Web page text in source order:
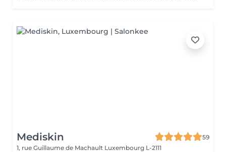
Mediskin
59
1, rue Guillaume de Machault Luxembourg L-2111